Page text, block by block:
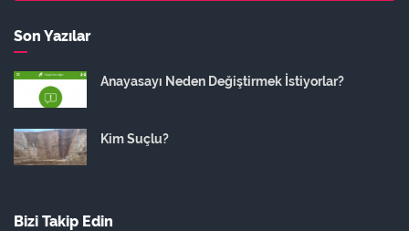
Son Yazılar
Anayasayı Neden Değiştirmek İstiyorlar?
Kim Suçlu?
Bizi Takip Edin